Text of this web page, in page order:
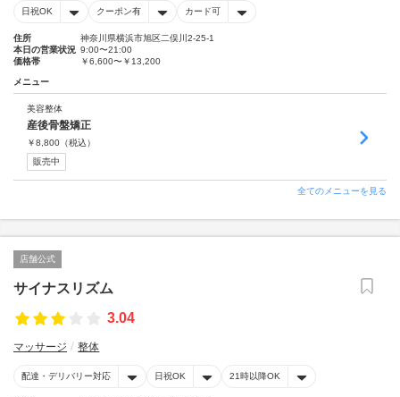
日祝OK クーポン有 カード可
住所
神奈川県横浜市旭区二俣川2-25-1
本日の営業状況 9:00〜21:00
価格帯
￥6,600〜￥13,200
メニュー
美容整体
産後骨盤矯正
￥8,800 （税込）
販売中
全てのメニューを見る
店舗公式
サイナスリズム
3.04
マッサージ 整体
配達・デリバリー対応 日祝OK 21時以降OK